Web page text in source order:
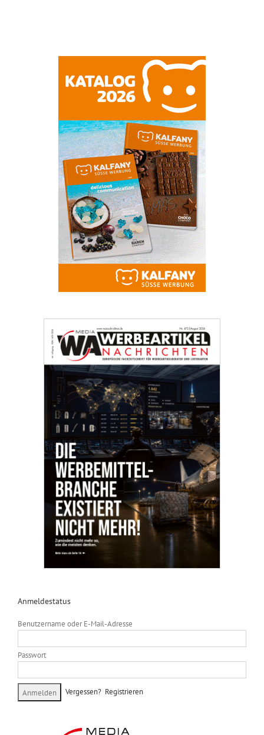
Anmeldestatus
Benutzername oder E-Mail-Adresse
Passwort
Vergessen? Registrieren